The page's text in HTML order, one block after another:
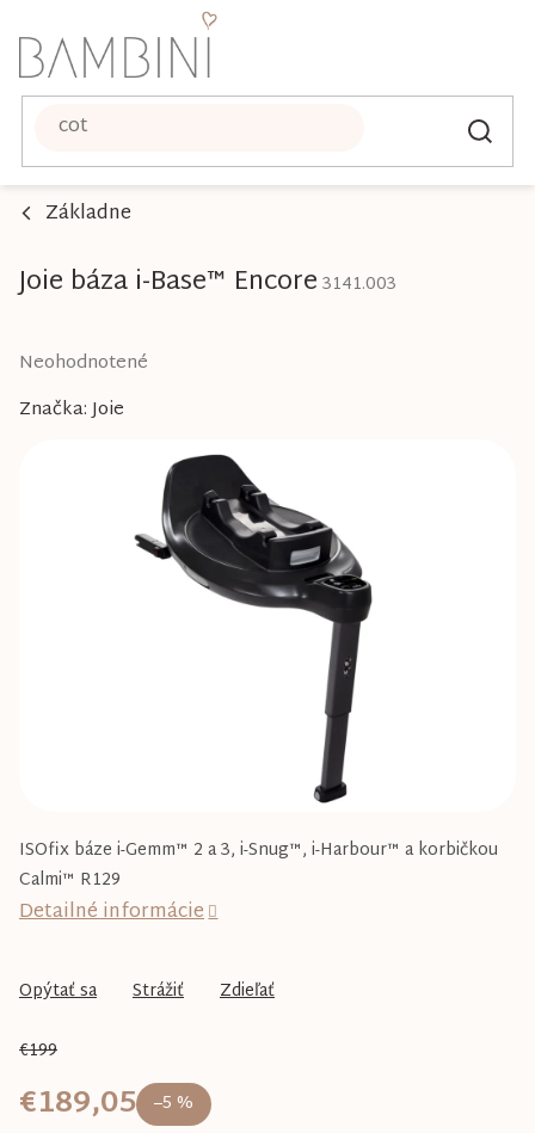
na
obsah
Základne
Joie báza i-Base™ Encore 3141.003
Priemerné
produktu
Neohodnotené
Značka:Joie
€199
–5 %
€189,05
ISOfix báze i-Gemm™ 2 a 3, i-Snug™, i-Harbour™ a korbičkou
Calmi™ R129
Detailné informácie
Opýtať sa Strážiť Zdieľať